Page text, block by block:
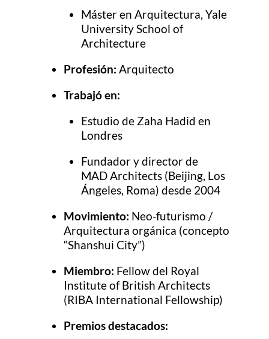
Máster en Arquitectura, Yale
University School of
Architecture
Profesión: Arquitecto
Trabajó en:
Estudio de Zaha Hadid en
Londres
Fundador y director de
MAD Architects (Beijing, Los
Ángeles, Roma) desde 2004
Movimiento: Neo‑futurismo /
Arquitectura orgánica (concepto
“Shanshui City”)
Miembro: Fellow del Royal
Institute of British Architects
(RIBA International Fellowship)
Premios destacados: